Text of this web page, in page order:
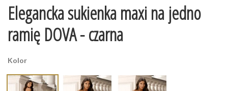
Elegancka sukienka maxi na jedno
ramię DOVA - czarna
Kolor